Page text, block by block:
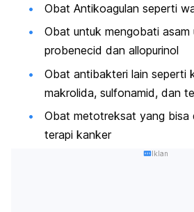
Obat Antikoagulan seperti
Obat untuk mengobati asam
probenecid dan allopurinol
Obat antibakteri lain seperti
makrolida, sulfonamid, dan
Obat metotreksat yang bisa
terapi kanker
Iklan